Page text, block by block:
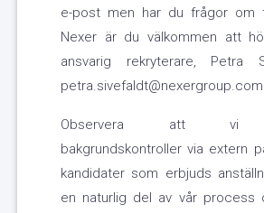
e-post men har du frågor om
Nexer är du välkommen att
ansvarig rekryterare, Petra
Observera att vi
bakgrundskontroller via extern
kandidater som erbjuds
en naturlig del av vår process